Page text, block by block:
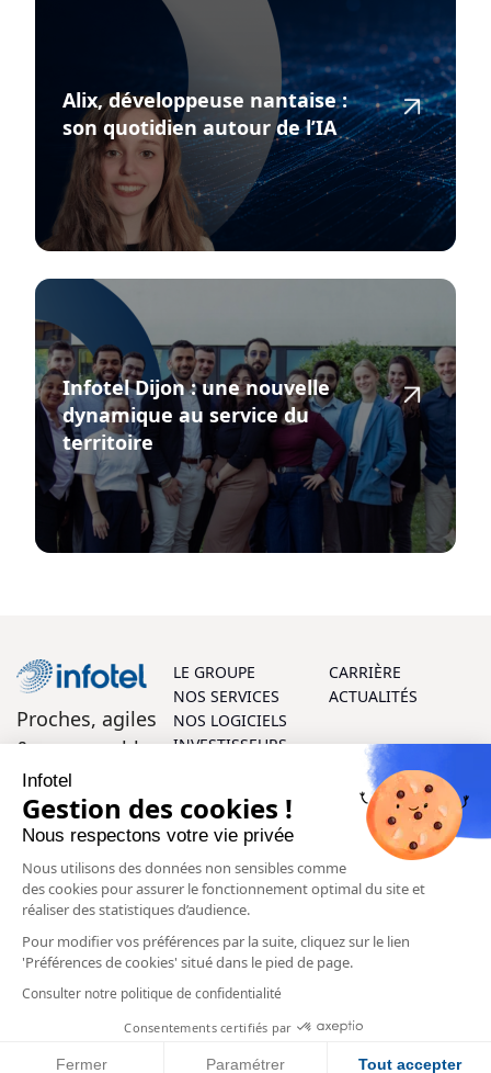
Alix, développeuse nantaise :
son quotidien autour de l’IA
Infotel Dijon : une nouvelle
dynamique au service du
territoire
Proches, agiles
& responsables
LE GROUPE
NOS SERVICES
NOS LOGICIELS
INVESTISSEURS
CARRIÈRE
ACTUALITÉS
On vous aide ?
Parlons ensemble ! Vos questions et vos retours sont les
bienvenus, et notre équipe d’experts se fera un plaisir de
vous aider à chaque étape.
Contactez-nous
SUIVEZ-
1,053
Infotel
Gestion des cookies !
Nous respectons votre vie privée
Nous utilisons des données non sensibles comme
des cookies pour assurer le fonctionnement optimal du site et
réaliser des statistiques d’audience.
Pour modifier vos préférences par la suite, cliquez sur le lien
'Préférences de cookies' situé dans le pied de page.
Consulter notre politique de confidentialité
Consentements certifiés par
Fermer Paramétrer Tout accepter